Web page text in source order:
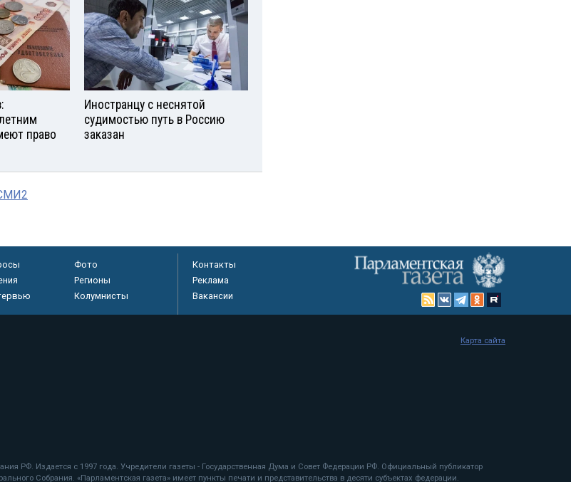
право
Иностранцу с неснятой
судимостью путь в Россию
заказан
Фото
Регионы
Колумнисты
Контакты
Реклама
Вакансии
РФ. Издается с 1997 года. Учредители газеты - Государственная Дума и Совет Федерации РФ. Официальный публикатор
Собрания. «Парламентская газета» имеет пункты печати и представительства в десяти субъектах федерации.
Карта сайта